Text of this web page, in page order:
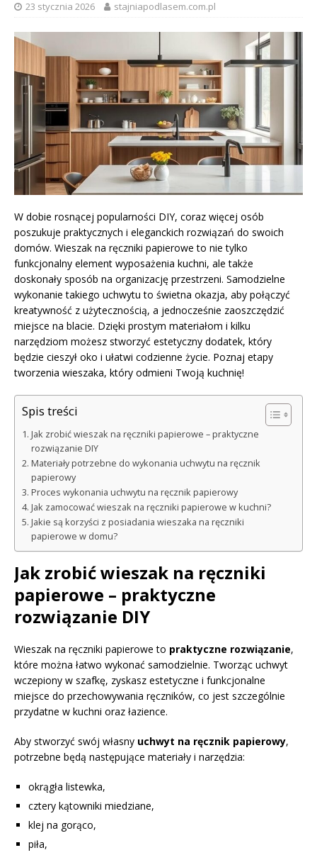
23 stycznia 2026 stajniapodlasem.com.pl
W dobie rosnącej popularności DIY, coraz więcej osób
poszukuje praktycznych i eleganckich rozwiązań do swoich
domów. Wieszak na ręczniki papierowe to nie tylko
funkcjonalny element wyposażenia kuchni, ale także
doskonały sposób na organizację przestrzeni. Samodzielne
wykonanie takiego uchwytu to świetna okazja, aby połączyć
kreatywność z użytecznością, a jednocześnie zaoszczędzić
miejsce na blacie. Dzięki prostym materiałom i kilku
narzędziom możesz stworzyć estetyczny dodatek, który
będzie cieszył oko i ułatwi codzienne życie. Poznaj etapy
tworzenia wieszaka, który odmieni Twoją kuchnię!
Spis treści
Jak zrobić wieszak na ręczniki papierowe – praktyczne
rozwiązanie DIY
Materiały potrzebne do wykonania uchwytu na ręcznik
papierowy
Proces wykonania uchwytu na ręcznik papierowy
Jak zamocować wieszak na ręczniki papierowe w kuchni?
Jakie są korzyści z posiadania wieszaka na ręczniki
papierowe w domu?
Jak zrobić wieszak na ręczniki
papierowe – praktyczne
rozwiązanie DIY
Wieszak na ręczniki papierowe to praktyczne rozwiązanie,
które można łatwo wykonać samodzielnie. Tworząc uchwyt
wczepiony w szafkę, zyskasz estetyczne i funkcjonalne
miejsce do przechowywania ręczników, co jest szczególnie
przydatne w kuchni oraz łazience.
Aby stworzyć swój własny uchwyt na ręcznik papierowy,
potrzebne będą następujące materiały i narzędzia:
okrągła listewka,
cztery kątowniki miedziane,
klej na gorąco,
piła,